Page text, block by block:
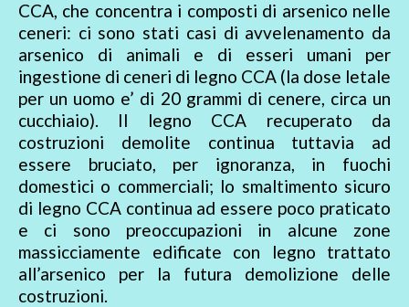
CCA, che concentra i composti di arsenico nelle
ceneri: ci sono stati casi di avvelenamento da
arsenico di animali e di esseri umani per
ingestione di ceneri di legno CCA (la dose letale
per un uomo e’ di 20 grammi di cenere, circa un
cucchiaio). Il legno CCA recuperato da
costruzioni demolite continua tuttavia ad
essere bruciato, per ignoranza, in fuochi
domestici o commerciali; lo smaltimento sicuro
di legno CCA continua ad essere poco praticato
e ci sono preoccupazioni in alcune zone
massicciamente edificate con legno trattato
all’arsenico per la futura demolizione delle
costruzioni.